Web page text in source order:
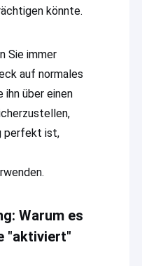
könnte.
Sie immer
auf normales
ihn über einen
perfekt ist,
Warum es
"aktiviert"